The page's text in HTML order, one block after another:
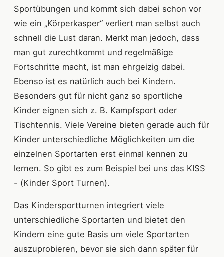
Sportübungen und kommt sich dabei schon vor
wie ein „Körperkasper“ verliert man selbst auch
schnell die Lust daran. Merkt man jedoch, dass
man gut zurechtkommt und regelmäßige
Fortschritte macht, ist man ehrgeizig dabei.
Ebenso ist es natürlich auch bei Kindern.
Besonders gut für nicht ganz so sportliche
Kinder eignen sich z. B. Kampfsport oder
Tischtennis. Viele Vereine bieten gerade auch für
Kinder unterschiedliche Möglichkeiten um die
einzelnen Sportarten erst einmal kennen zu
lernen. So gibt es zum Beispiel bei uns das KISS
- (Kinder Sport Turnen).
Das Kindersportturnen integriert viele
unterschiedliche Sportarten und bietet den
Kindern eine gute Basis um viele Sportarten
auszuprobieren, bevor sie sich dann später für